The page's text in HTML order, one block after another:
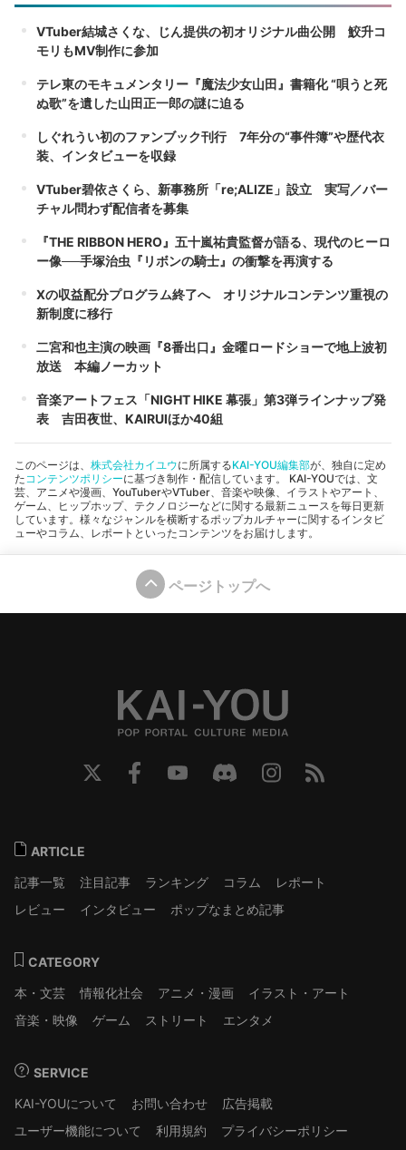
VTuber結城さくな、じん提供の初オリジナル曲公開 鮫升コ
モリもMV制作に参加
テレ東のモキュメンタリー『魔法少女山田』書籍化 “唄うと死
ぬ歌”を遺した山田正一郎の謎に迫る
しぐれうい初のファンブック刊行 7年分の“事件簿”や歴代衣
装、インタビューを収録
VTuber碧依さくら、新事務所「re;ALIZE」設立 実写／バー
チャル問わず配信者を募集
『THE RIBBON HERO』五十嵐祐貴監督が語る、現代のヒーロ
ー像──手塚治虫『リボンの騎士』の衝撃を再演する
Xの収益配分プログラム終了へ オリジナルコンテンツ重視の
新制度に移行
二宮和也主演の映画『8番出口』金曜ロードショーで地上波初
放送 本編ノーカット
音楽アートフェス「NIGHT HIKE 幕張」第3弾ラインナップ発
表 吉田夜世、KAIRUIほか40組
このページは、 株式会社カイユウに所属するKAI-YOU編集部が、独自に定め
たコンテンツポリシーに基づき制作・配信しています。 KAI-YOUでは、文
芸、アニメや漫画、YouTuberやVTuber、音楽や映像、イラストやアート、
ゲーム、ヒップホップ、テクノロジーなどに関する最新ニュースを毎日更新
しています。様々なジャンルを横断するポップカルチャーに関するインタビ
ューやコラム、レポートといったコンテンツをお届けします。
ページトップへ
ARTICLE
記事一覧
注目記事 ランキング コラム
レポート
レビュー
インタビュー ポップなまとめ記事
CATEGORY
本・文芸
情報化社会 アニメ・漫画
イラスト・アート
音楽・映像
ゲーム ストリート エンタメ
SERVICE
KAI-YOUについて
お問い合わせ
広告掲載
ユーザー機能について
利用規約 プライバシーポリシー